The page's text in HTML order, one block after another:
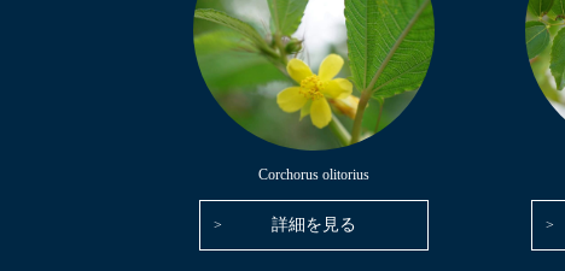
Corchorus olitorius
詳細を見る